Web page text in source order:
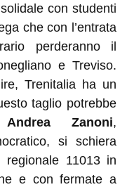
con studenti
che con l’entrata
perderanno il
e Treviso.
Trenitalia ha un
taglio potrebbe
Andrea Zanoni,
si schiera
11013 in
e con fermate a